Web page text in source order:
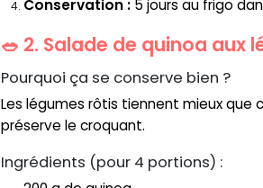
Conservation : 5 jours au frigo
🥗 2. Salade de quinoa
Pourquoi ça se conserve bien ?
Les légumes rôtis tiennent mieux
préserve le croquant.
Ingrédients (pour 4 portions) :